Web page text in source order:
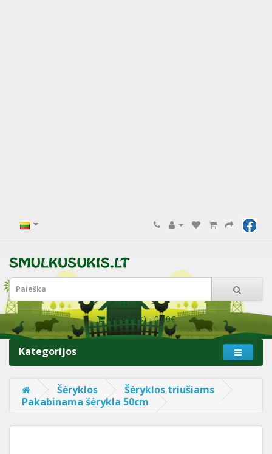
0 prekė(s) - 0.00€
Kategorijos
Šėryklos
Šėryklos triušiams
Pakabinama šėrykla 50cm